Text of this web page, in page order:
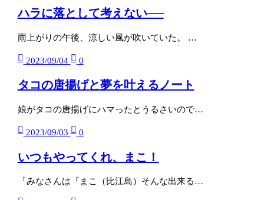
ハラに落として考えない──
雨上がりの午後、涼しい風が吹いていた。 …
2023/09/04 0
タコの唐揚げと夢を叶えるノート
娘がタコの唐揚げにハマったとうるさいので…
2023/09/03 0
いつもやってくれ、まこ！
「みなさんは『まこ（比江島）そんな出来る…